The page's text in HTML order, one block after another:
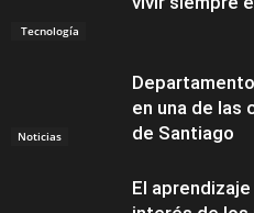
Tecnología
Noticias
en una de las
de Santiago
El